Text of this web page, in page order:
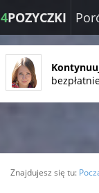
4POZYCZKI
Znajdujesz się tu: